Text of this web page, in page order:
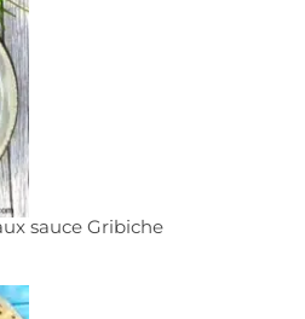
sauce Gribiche